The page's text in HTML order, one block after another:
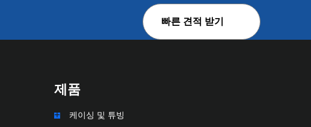
빠른 견적 받기
제품
케이싱 및 튜빙